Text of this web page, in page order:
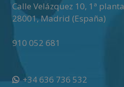
Calle Velázquez 10, 1ª planta
28001,Madrid (España)
910 052 681
+34 636 736 532